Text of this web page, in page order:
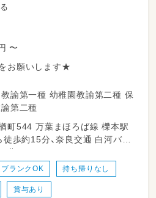
〜
お願いします★
諭第二種
ろば線 櫟本駅
歩約15分、奈良交通 白河バス
分
ブランクOK 持ち帰りなし
賞与あり